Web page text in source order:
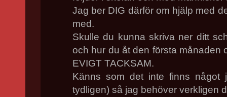
Jag ber DIG därför om hjälp med
med.
Skulle du kunna skriva ner ditt
och hur du åt den första månaden
EVIGT TACKSAM.
Känns som det inte finns något
tydligen) så jag behöver verkligen